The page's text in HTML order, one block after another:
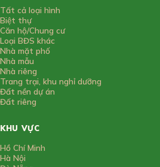
Tất cả loại hình
Biệt thự
Căn hộ/Chung cư
Loại BĐS khác
Nhà mặt phố
Nhà mẫu
Nhà riêng
Trang trại, khu nghỉ dưỡng
Đất nền dự án
Đất riêng
KHU VỰC
Hồ Chí Minh
Hà Nội